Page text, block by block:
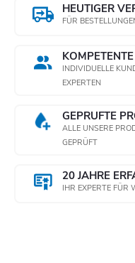
HEUTIGER
FÜR
INDIVIDUELLE
EXPERTEN
GEPRÜFTE
ALLE UNSERE
GEPRÜFT
20 JAHRE
IHR EXPERTE FÜR